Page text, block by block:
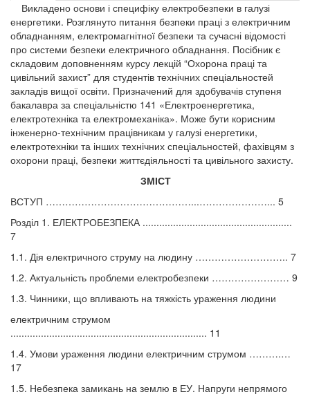
Викладено основи і специфіку електробезпеки в галузі
енергетики. Розглянуто питання безпеки праці з електричним
обладнанням, електромагнітної безпеки та сучасні відомості
про системи безпеки електричного обладнання. Посібник є
складовим доповненням курсу лекцій “Охорона праці та
цивільний захист” для студентів технічних спеціальностей
закладів вищої освіти. Призначений для здобувачів ступеня
бакалавра за спеціальністю 141 «Електроенергетика,
електротехніка та електромеханіка». Може бути корисним
інженерно-технічним працівникам у галузі енергетики,
електротехніки та інших технічних спеціальностей, фахівцям з
охорони праці, безпеки життєдіяльності та цивільного захисту.
ЗМІСТ
ВСТУП ………………………………………...…………………... 5
Розділ 1. ЕЛЕКТРОБЕЗПЕКА ......................................................
7
1.1. Дія електричного струму на людину ……………………….. 7
1.2. Актуальність проблеми електробезпеки …………………… 9
1.3. Чинники, що впливають на тяжкість ураження людини
електричним струмом
....................................................................... 11
1.4. Умови ураження людини електричним струмом ……….…
17
1.5. Небезпека замикань на землю в ЕУ. Напруги непрямого